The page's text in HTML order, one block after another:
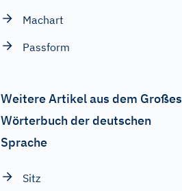
Machart
Passform
Weitere Artikel aus dem Großes
Wörterbuch der deutschen
Sprache
Sitz